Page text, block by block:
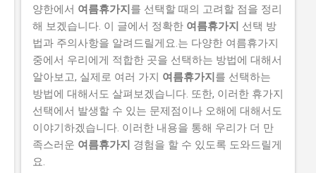
양한에서 여름휴가지 를 선택할 때의 고려할 점을 정리
해 보겠습니다. 이 글에서 정확한 여름휴가지 선택 방
법과 주의사항을 알려드릴게요.는 다양한 여름휴가지
중에서 우리에게 적합한 곳을 선택하는 방법에 대해서
알아보고, 실제로 여러 가지 여름휴가지 를 선택하는
방법에 대해서도 살펴보겠습니다. 또한, 이러한 휴가지
선택에서 발생할 수 있는 문제점이나 오해에 대해서도
이야기하겠습니다. 이러한 내용을 통해 우리가 더 만
족스러운 여름휴가지 경험을 할 수 있도록 도와드릴게
요.